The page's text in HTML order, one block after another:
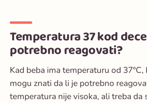
Temperatura 37 kod
potrebno reagovati?
Kad beba ima temperaturu od
mogu znati da li je potrebno
temperatura nije visoka, ali treba da